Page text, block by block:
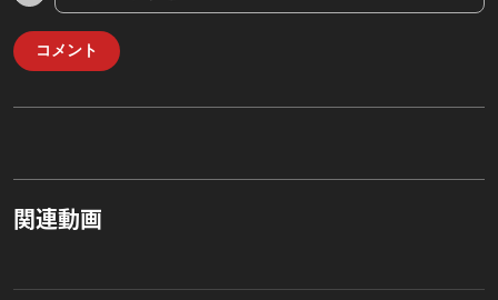
コメント
関連動画